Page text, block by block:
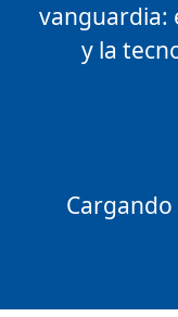
vanguardia:
y la